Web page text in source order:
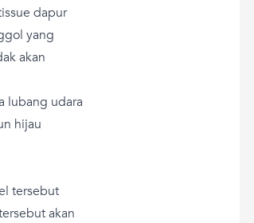
dapur
yang
akan
lubang udara
hijau
tersebut
akan